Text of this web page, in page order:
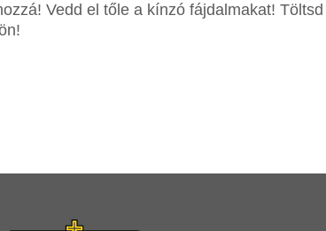
Vedd el tőle a kínzó fájdalmakat! Töltsd